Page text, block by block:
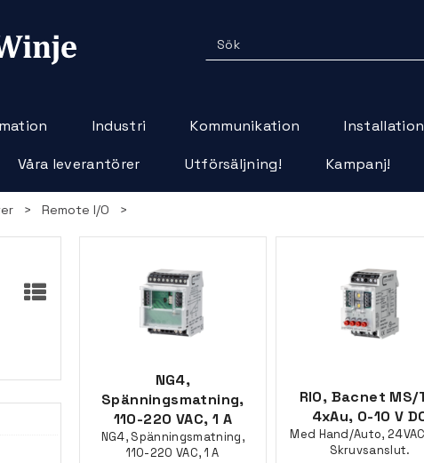
Industri Kommunikation
Våra leverantörer Utförsäljning! Kampanj!
> Remote I/O >
NG4,
Spänningsmatning,
110-220 VAC, 1 A
NG4, Spänningsmatning,
110-220 VAC, 1 A
RIO, Bacnet MS/
4xAu, 0-10 V
Med Hand/Auto,
Skruvsanslut.